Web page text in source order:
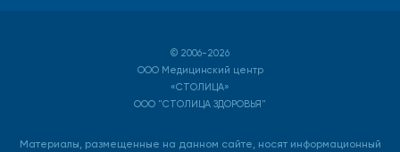
© 2006-2026
ООО Медицинский центр
«СТОЛИЦА»
ООО "СТОЛИЦА ЗДОРОВЬЯ"
Материалы, размещенные на данном сайте, носят информационный